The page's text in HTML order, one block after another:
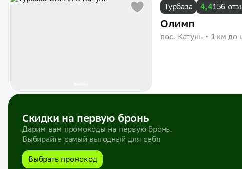
Турбаза 4,4156
Олимп
пос. Катунь 1 км до
Скидки на первую бронь
Дарим вам промокоды на первую бронь.
Выбирайте самый выгодный для себя
Выбрать промокод